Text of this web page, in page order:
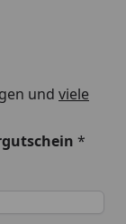
und viele
*